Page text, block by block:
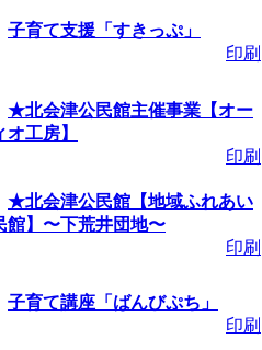
り」
」
こびる塾
期間：～
号乗車体
り」」 受
子育て支援「すきっぷ」
印刷
★北会津公民館主催事業【オー
オ工房】
印刷
★北会津公民館【地域ふれあい
館】〜下荒井団地〜
印刷
子育て講座「ばんびぷち」
印刷